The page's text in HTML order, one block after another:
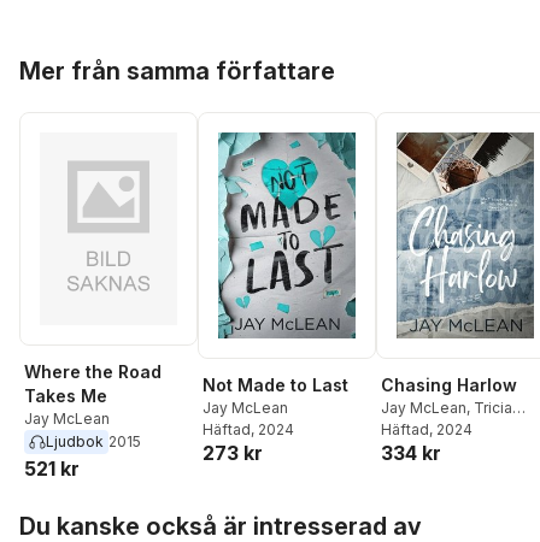
Mer från samma författare
Where the Road
Takes Me
Jay McLean
Ljudbok 2015
521 kr
Not Made to Last
Jay McLean
Häftad, 2024
273 kr
Chasing Harlow
Jay McLean, Tricia
Harden
Häftad, 2024
334 kr
Du kanske också är intresserad av